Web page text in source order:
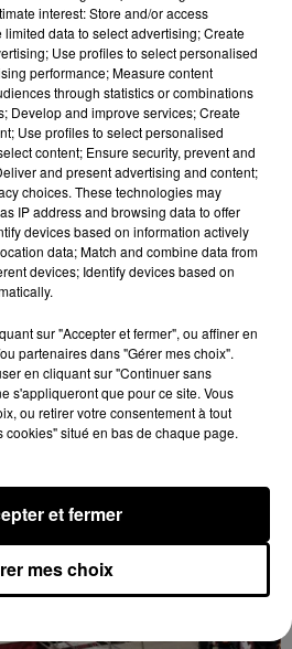
à Mainvilliers
tentent de voler vos
interest: Store and/or access
data to select advertising; Create
Use profiles to select personalised
performance; Measure content
through statistics or combinations
Develop and improve services; Create
Use profiles to select personalised
content; Ensure security, prevent and
and present advertising and content;
choices. These technologies may
IP address and browsing data to offer
devices based on information actively
data; Match and combine data from
devices; Identify devices based on
sur "Accepter et fermer", ou affiner en
partenaires dans "Gérer mes choix".
en cliquant sur "Continuer sans
s'appliqueront que pour ce site. Vous
ou retirer votre consentement à tout
situé en bas de chaque page.
mes choix
et fermer